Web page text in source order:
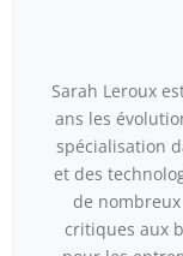
Sarah Leroux
ans les
spécialisation
et des
de
critiques aux